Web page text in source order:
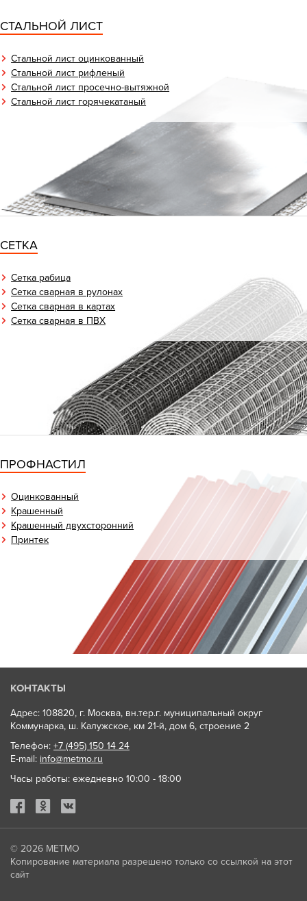
СТАЛЬНОЙ ЛИСТ
Стальной лист оцинкованный
Стальной лист рифленый
Стальной лист просечно-вытяжной
Стальной лист горячекатаный
СЕТКА
Сетка рабица
Сетка сварная в рулонах
Сетка сварная в картах
Сетка сварная в ПВХ
ПРОФНАСТИЛ
Оцинкованный
Крашенный
Крашенный двухсторонний
Принтек
КОНТАКТЫ
Адрес: 108820, г. Москва, вн.тер.г. муниципальный округ
Коммунарка, ш. Калужское, км 21-й, дом 6, строение 2
Телефон: +7 (495) 150 14 24
E-mail: info@metmo.ru
Часы работы: ежедневно 10:00 - 18:00
© 2026 МЕТМО
Копирование материала разрешено только со ссылкой на этот
сайт